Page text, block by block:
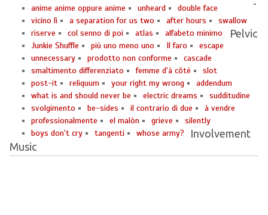
anime anime oppure anime
unheard
double face
vicino lì
a separation for us two after hours
swallow
riserve
col senno di poi atlas
alfabeto minimo
Junkie Shuffle
più uno meno uno Il faro
escape
unnecessary
prodotto non conforme
cascade
smaltimento differenziato
femme d'à côté
slot
post-it
reliquum your right my wrong
addendum
what is and should never be
electric dreams
sudditudine
svolgimento
be-sides il contrario di due
à vendre
professionalmente
el malòn grieve
silently
boys don't cry
tangenti whose army?
-
Pelvic
Involvement
Music